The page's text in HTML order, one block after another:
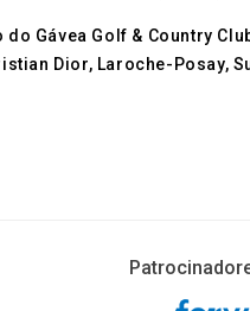
Gávea Golf & Country
Dior, Laroche-Posay,